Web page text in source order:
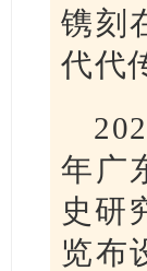
镌刻
代代
年广
史研
览布